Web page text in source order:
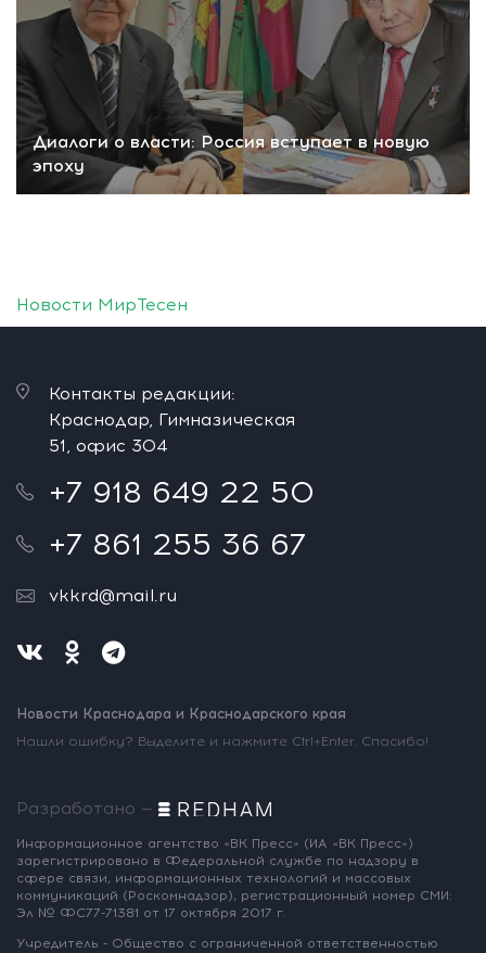
Диалоги о власти: Россия вступает в новую
эпоху
Новости МирТесен
Контакты редакции:
Краснодар, Гимназическая
51, офис 304
+7 918 649 22 50
+7 861 255 36 67
vkkrd@mail.ru
Новости Краснодара и Краснодарского края
Нашли ошибку? Выделите и нажмите Ctrl+Enter. Спасибо!
Разработано —
Информационное агентство «ВК Пресс» (ИА «ВК Пресс»)
зарегистрировано в Федеральной службе по надзору в
сфере связи, информационных технологий и массовых
коммуникаций (Роскомнадзор), регистрационный номер СМИ:
Эл № ФС77-71381 от 17 октября 2017 г.
Учредитель - Общество с ограниченной ответственностью